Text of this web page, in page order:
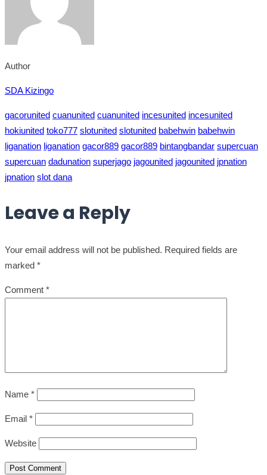
Author
SDA Kizingo
gacorunited cuanunited cuanunited incesunited incesunited
hokiunited toko777 slotunited slotunited babehwin babehwin
liganation liganation gacor889 gacor889 bintangbandar supercuan
supercuan dadunation superjago jagounited jagounited jpnation
jpnation slot dana
Leave a Reply
Your email address will not be published. Required fields are
marked *
Comment *
Name *
Email *
Website